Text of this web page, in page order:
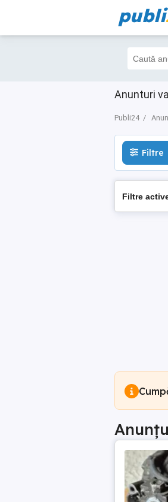
publi
Anunturi
Publi24
Filtre
Filtre
Filtre